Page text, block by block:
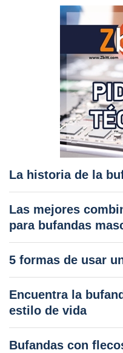
La historia de la
Las mejores
para bufandas
5 formas de usar
Encuentra la
estilo de vida
Bufandas con